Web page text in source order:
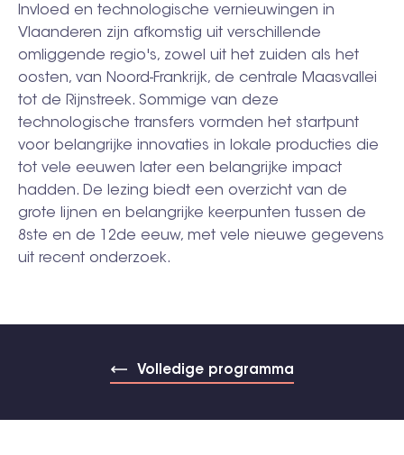
Invloed en technologische vernieuwingen in
Vlaanderen zijn afkomstig uit verschillende
omliggende regio's, zowel uit het zuiden als het
oosten, van Noord-Frankrijk, de centrale Maasvallei
tot de Rijnstreek. Sommige van deze
technologische transfers vormden het startpunt
voor belangrijke innovaties in lokale producties die
tot vele eeuwen later een belangrijke impact
hadden. De lezing biedt een overzicht van de
grote lijnen en belangrijke keerpunten tussen de
8ste en de 12de eeuw, met vele nieuwe gegevens
uit recent onderzoek.
Volledige programma